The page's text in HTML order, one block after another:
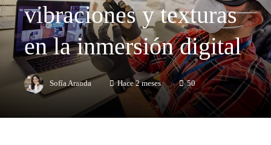
vibraciones y texturas
en la inmersión digital
Sofía Aranda Hace 2 meses 50